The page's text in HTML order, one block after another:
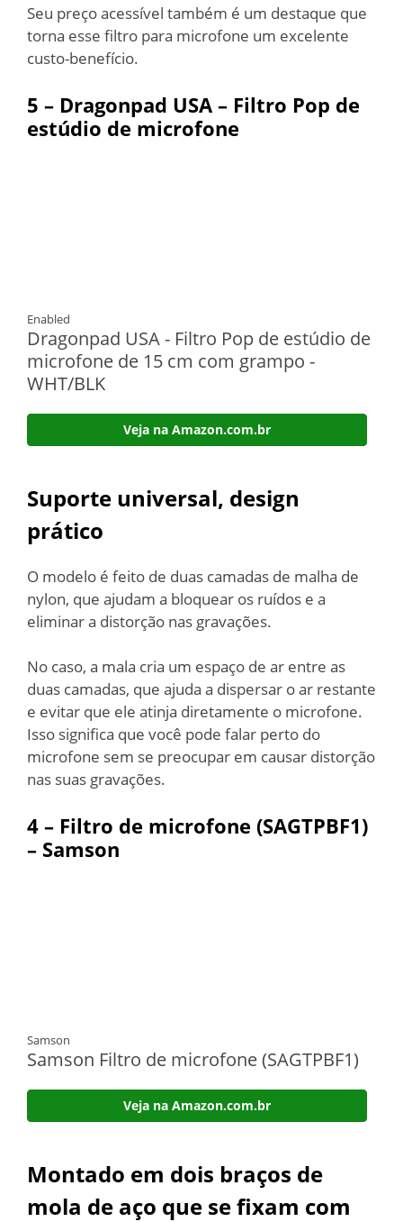
Seu preço acessível também é um destaque que
torna esse filtro para microfone um excelente
custo-benefício.
5 – Dragonpad USA – Filtro Pop de
estúdio de microfone
Enabled
Dragonpad USA - Filtro Pop de estúdio de
microfone de 15 cm com grampo -
WHT/BLK
Veja na Amazon.com.br
Suporte universal, design
prático
O modelo é feito de duas camadas de malha de
nylon, que ajudam a bloquear os ruídos e a
eliminar a distorção nas gravações.
No caso, a mala cria um espaço de ar entre as
duas camadas, que ajuda a dispersar o ar restante
e evitar que ele atinja diretamente o microfone.
Isso significa que você pode falar perto do
microfone sem se preocupar em causar distorção
nas suas gravações.
4 – Filtro de microfone (SAGTPBF1)
– Samson
Samson
Samson Filtro de microfone (SAGTPBF1)
Veja na Amazon.com.br
Montado em dois braços de
mola de aço que se fixam com